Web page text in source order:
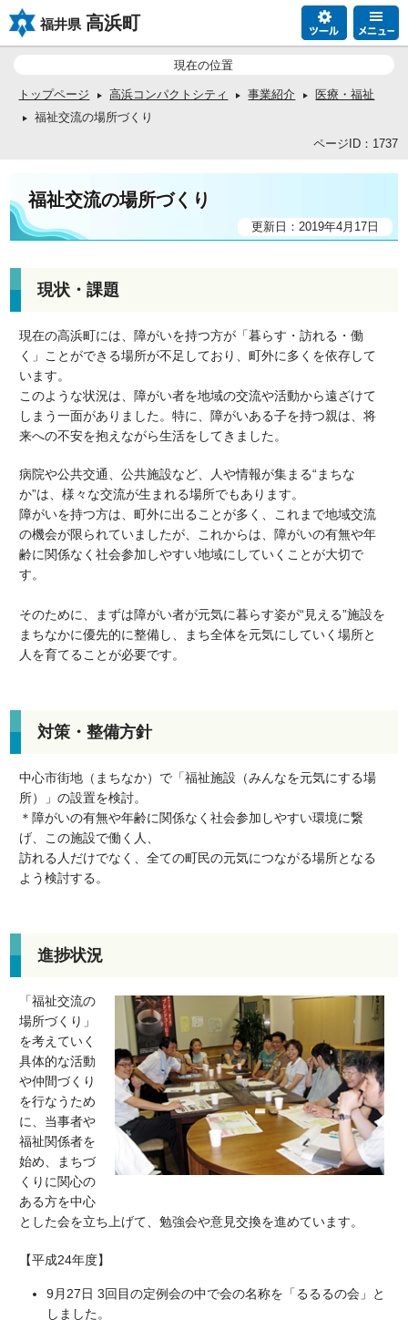
福井県 高浜町
現在の位置
トップページ 高浜コンパクトシティ 事業紹介
医療・福祉
福祉交流の場所づくり
ページID：1737
福祉交流の場所づくり
更新日：2019年4月17日
現状・課題
現在の高浜町には、障がいを持つ方が「暮らす・訪れる・働
く」ことができる場所が不足しており、町外に多くを依存して
います。
このような状況は、障がい者を地域の交流や活動から遠ざけて
しまう一面がありました。特に、障がいある子を持つ親は、将
来への不安を抱えながら生活をしてきました。
病院や公共交通、公共施設など、人や情報が集まる“まちな
か”は、様々な交流が生まれる場所でもあります。
障がいを持つ方は、町外に出ることが多く、これまで地域交流
の機会が限られていましたが、これからは、障がいの有無や年
齢に関係なく社会参加しやすい地域にしていくことが大切で
す。
そのために、まずは障がい者が元気に暮らす姿が“見える”施設を
まちなかに優先的に整備し、まち全体を元気にしていく場所と
人を育てることが必要です。
対策・整備方針
中心市街地（まちなか）で「福祉施設（みんなを元気にする場
所）」の設置を検討。
＊障がいの有無や年齢に関係なく社会参加しやすい環境に繋
げ、この施設で働く人、
訪れる人だけでなく、全ての町民の元気につながる場所となる
よう検討する。
進捗状況
「福祉交流の
場所づくり」
を考えていく
具体的な活動
や仲間づくり
を行なうため
に、当事者や
福祉関係者を
始め、まちづ
くりに関心の
ある方を中心
とした会を立ち上げて、勉強会や意見交換を進めています。
【平成24年度】
9月27日 3回目の定例会の中で会の名称を「るるるの会」と
しました。